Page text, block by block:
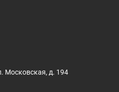
Московская, д. 194